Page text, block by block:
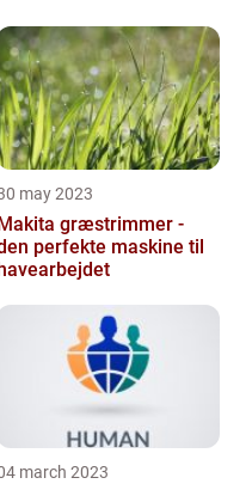
may 2023
Makita græstrimmer -
perfekte maskine til
havearbejdet
march 2023